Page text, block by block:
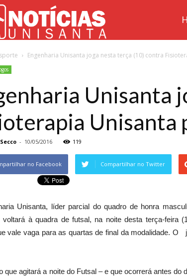
Unisanta
Engenharia Unisanta joga nesta terça (10) contra
Unisanta
Unisanta
- 10/05/2016 119
no Facebook Compartilhar no Twitter
Unisanta, líder parcial do quadro de honra
voltará à quadra de futsal, na noite desta terça-feira
vale vaga para as quartas de final da modalidade. O
que agitará a noite do Futsal – e que ocorrerá antes do